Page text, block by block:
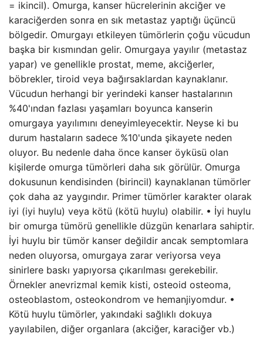
= ikincil). Omurga, kanser hücrelerinin akciğer ve
karaciğerden sonra en sık metastaz yaptığı üçüncü
bölgedir. Omurgayı etkileyen tümörlerin çoğu vücudun
başka bir kısmından gelir. Omurgaya yayılır (metastaz
yapar) ve genellikle prostat, meme, akciğerler,
böbrekler, tiroid veya bağırsaklardan kaynaklanır.
Vücudun herhangi bir yerindeki kanser hastalarının
%40'ından fazlası yaşamları boyunca kanserin
omurgaya yayılımını deneyimleyecektir. Neyse ki bu
durum hastaların sadece %10'unda şikayete neden
oluyor. Bu nedenle daha önce kanser öyküsü olan
kişilerde omurga tümörleri daha sık görülür. Omurga
dokusunun kendisinden (birincil) kaynaklanan tümörler
çok daha az yaygındır. Primer tümörler karakter olarak
iyi (iyi huylu) veya kötü (kötü huylu) olabilir. • İyi huylu
bir omurga tümörü genellikle düzgün kenarlara sahiptir.
İyi huylu bir tümör kanser değildir ancak semptomlara
neden oluyorsa, omurgaya zarar veriyorsa veya
sinirlere baskı yapıyorsa çıkarılması gerekebilir.
Örnekler anevrizmal kemik kisti, osteoid osteoma,
osteoblastom, osteokondrom ve hemanjiyomdur. •
Kötü huylu tümörler, yakındaki sağlıklı dokuya
yayılabilen, diğer organlara (akciğer, karaciğer vb.)